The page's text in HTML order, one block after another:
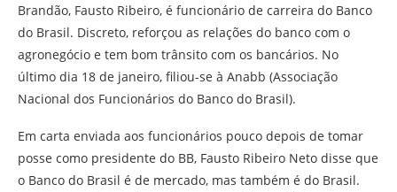
Brandão, Fausto Ribeiro, é funcionário de carreira do Banco
do Brasil. Discreto, reforçou as relações do banco com o
agronegócio e tem bom trânsito com os bancários. No
último dia 18 de janeiro, filiou-se à Anabb (Associação
Nacional dos Funcionários do Banco do Brasil).
Em carta enviada aos funcionários pouco depois de tomar
posse como presidente do BB, Fausto Ribeiro Neto disse que
o Banco do Brasil é de mercado, mas também é do Brasil.